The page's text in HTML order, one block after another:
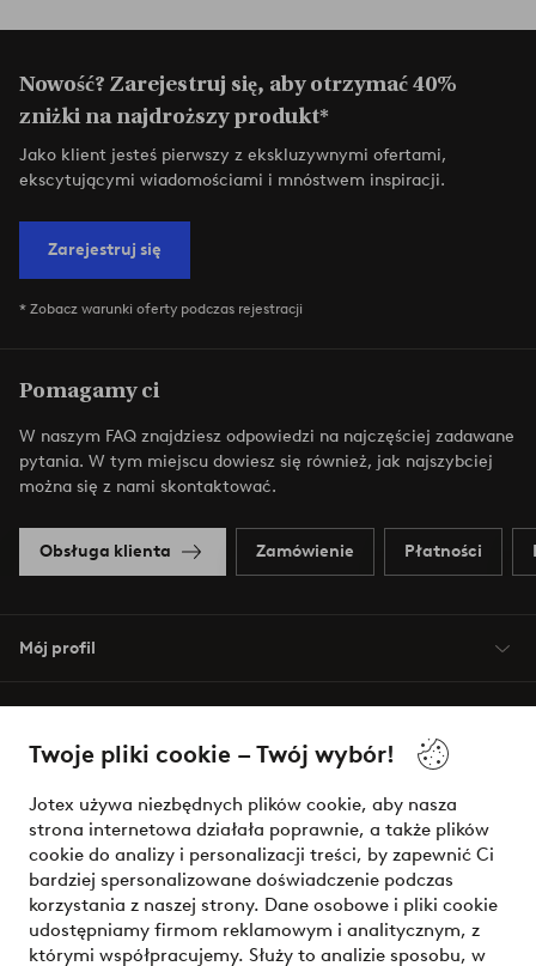
Twoje pliki cookie – Twój wybór!
Jotex używa niezbędnych plików cookie, aby nasza
strona internetowa działała poprawnie, a także plików
cookie do analizy i personalizacji treści, by zapewnić Ci
bardziej spersonalizowane doświadczenie podczas
korzystania z naszej strony. Dane osobowe i pliki cookie
udostępniamy firmom reklamowym i analitycznym, z
którymi współpracujemy. Służy to analizie sposobu, w
Nowość? Zarejestruj się, aby otrzymać 40%
zniżki na najdroższy produkt*
Jako klient jesteś pierwszy z ekskluzywnymi ofertami,
ekscytującymi wiadomościami i mnóstwem inspiracji.
Zarejestruj się
* Zobacz warunki oferty podczas rejestracji
Pomagamy ci
W naszym FAQ znajdziesz odpowiedzi na najczęściej zadawane
pytania. W tym miejscu dowiesz się również, jak najszybciej
można się z nami skontaktować.
Obsługa klienta Zamówienie Płatności
Mój profil
Warunki
Bezpieczne płatności - zapłać teraz lub podziel się